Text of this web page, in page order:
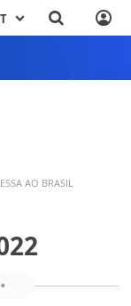
AO BRASIL